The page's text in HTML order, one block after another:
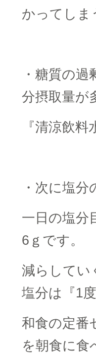
かってしま
・糖質の
分摂取量が
『清涼飲
・次に塩
一日の塩分
6ｇです。
減らしてい
塩分は『1
和食の定番
を朝食に食